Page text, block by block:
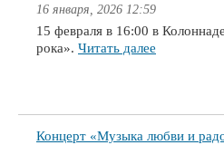
16 января, 2026 12:59
15 февраля в 16:00 в
рока». Читать далее
Концерт «Музыка любви и